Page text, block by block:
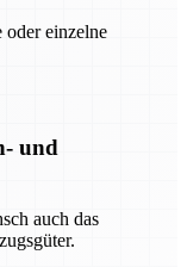
einzelne
und
auch das